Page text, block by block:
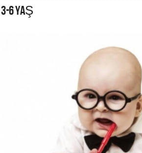
3-6 YAŞ